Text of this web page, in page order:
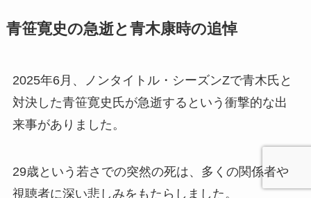
青笹寛史の急逝と青木康時の追悼
2025年6月、ノンタイトル・シーズンZで青木氏と
対決した青笹寛史氏が急逝するという衝撃的な出
来事がありました。
29歳という若さでの突然の死は、多くの関係者や
視聴者に深い悲しみをもたらしました。